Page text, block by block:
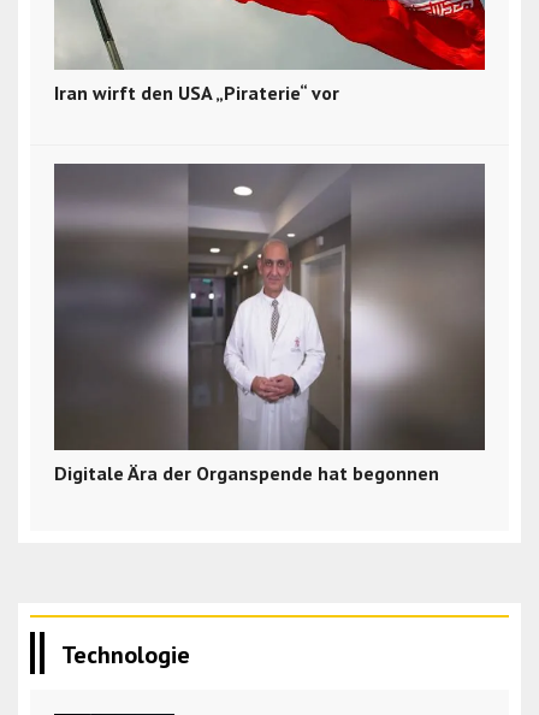
Iran wirft den USA „Piraterie“ vor
Digitale Ära der Organspende hat begonnen
Technologie